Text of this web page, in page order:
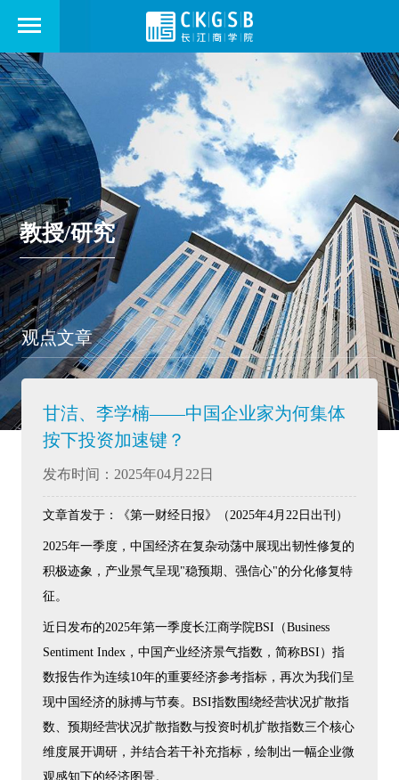
教授/研究
观点文章
甘洁、李学楠——中国企业家为何集体
按下投资加速键？
发布时间：2025年04月22日
文章首发于：《第一财经日报》（2025年4月22日出刊）
2025年一季度，中国经济在复杂动荡中展现出韧性修复的
积极迹象，产业景气呈现"稳预期、强信心"的分化修复特
征。
近日发布的2025年第一季度长江商学院BSI（Business
Sentiment Index，中国产业经济景气指数，简称BSI）指
数报告作为连续10年的重要经济参考指标，再次为我们呈
现中国经济的脉搏与节奏。BSI指数围绕经营状况扩散指
数、预期经营状况扩散指数与投资时机扩散指数三个核心
维度展开调研，并结合若干补充指标，绘制出一幅企业微
观感知下的经济图景。